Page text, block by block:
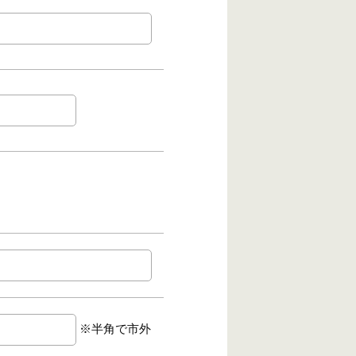
※半角で市外